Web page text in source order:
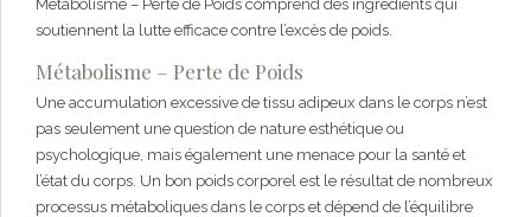
Métabolisme – Perte de Poids comprend des ingrédients qui
soutiennent la lutte efficace contre l’excès de poids.
Métabolisme – Perte de Poids
Une accumulation excessive de tissu adipeux dans le corps n’est
pas seulement une question de nature esthétique ou
psychologique, mais également une menace pour la santé et
l’état du corps. Un bon poids corporel est le résultat de nombreux
processus métaboliques dans le corps et dépend de l’équilibre